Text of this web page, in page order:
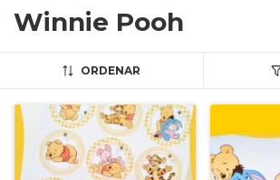
Winnie Pooh
ORDENAR